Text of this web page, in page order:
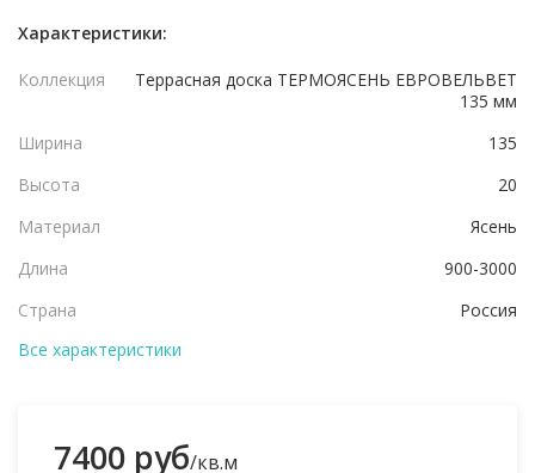
Характеристики:
Коллекция
Террасная доска ТЕРМОЯСЕНЬ ЕВРОВЕЛЬВЕТ
135 мм
Ширина
135
Высота
20
Материал
Ясень
Длина
900-3000
Страна
Россия
Все характеристики
7400 руб/кв.м